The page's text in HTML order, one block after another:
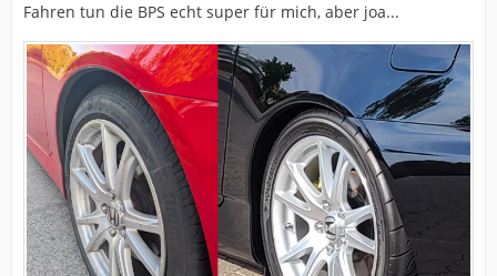
Fahren tun die BPS echt super für mich, aber joa...